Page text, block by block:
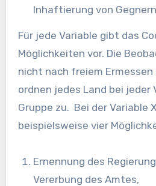
Inhaftierung von
Für jede Variable gibt das
Möglichkeiten vor. Die
nicht nach freiem Ermessen
ordnen jedes Land bei jeder
Gruppe zu. Bei der Variable
beispielsweise vier
Ernennung des
Vererbung des Amtes,